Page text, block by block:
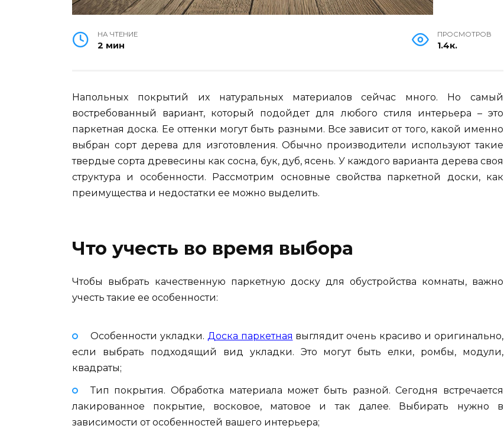
НА ЧТЕНИЕ
2 мин
ПРОСМОТРОВ
1.4к.
Напольных покрытий их натуральных материалов сейчас много. Но самый
востребованный вариант, который подойдет для любого стиля интерьера – это
паркетная доска. Ее оттенки могут быть разными. Все зависит от того, какой именно
выбран сорт дерева для изготовления. Обычно производители используют такие
твердые сорта древесины как сосна, бук, дуб, ясень. У каждого варианта дерева своя
структура и особенности. Рассмотрим основные свойства паркетной доски, как
преимущества и недостатки ее можно выделить.
Что учесть во время выбора
Чтобы выбрать качественную паркетную доску для обустройства комнаты, важно
учесть такие ее особенности:
Особенности укладки. Доска паркетная выглядит очень красиво и оригинально,
если выбрать подходящий вид укладки. Это могут быть елки, ромбы, модули,
квадраты;
Тип покрытия. Обработка материала может быть разной. Сегодня встречается
лакированное покрытие, восковое, матовое и так далее. Выбирать нужно в
зависимости от особенностей вашего интерьера;